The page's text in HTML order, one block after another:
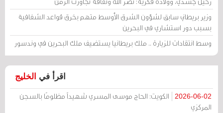
وزير بريطاني سابق لشؤون الشرق الأوسط متهم بخرق قواعد الشفافية
بسبب دور استشاري في البحرين
وسط انتقادات للزيارة .. ملك بريطانيا يستضيف ملك البحرين في وندسور
اقرأ في الخليج
2026-06-02
الكويت: الحاج موسى المسري شهيداً مظلومًا بالسجن
المركزي